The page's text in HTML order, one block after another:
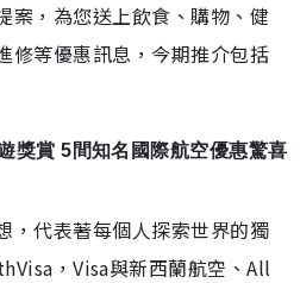
案，為您送上飲食、購物、健
修等優惠訊息，今期推介包括
獎賞 5間知名國際航空優惠驚喜
，代表著每個人探索世界的獨
，Visa與新西蘭航空、All